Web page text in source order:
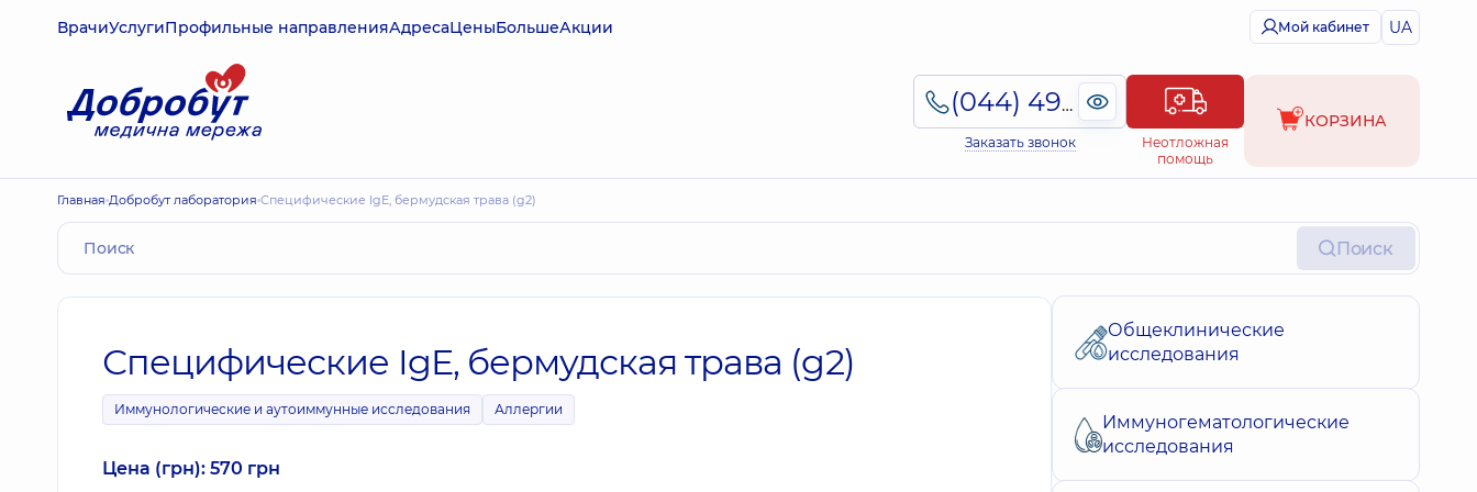
ВрачиУслугиПрофильные направленияАдресаЦеныБольшеАкции Мой кабинет UA
(044) 495-2-888
Заказать звонок
Неотложная
помощь
КОРЗИНА
Главная Добробут лаборатория Специфические IgE, бермудская трава (g2)
Поиск
Специфические IgE, бермудская трава (g2)
Иммунологические и аутоиммунные исследования Аллергии
Цена (грн): 570 грн
Общеклинические
исследования
Иммуногематологические
исследования